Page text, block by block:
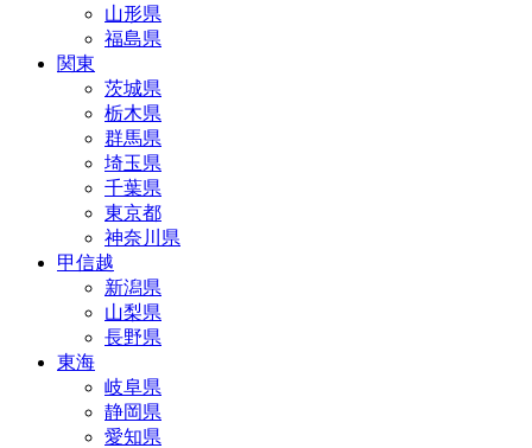
山形県
福島県
関東
茨城県
栃木県
群馬県
埼玉県
千葉県
東京都
神奈川県
甲信越
新潟県
山梨県
長野県
東海
岐阜県
静岡県
愛知県